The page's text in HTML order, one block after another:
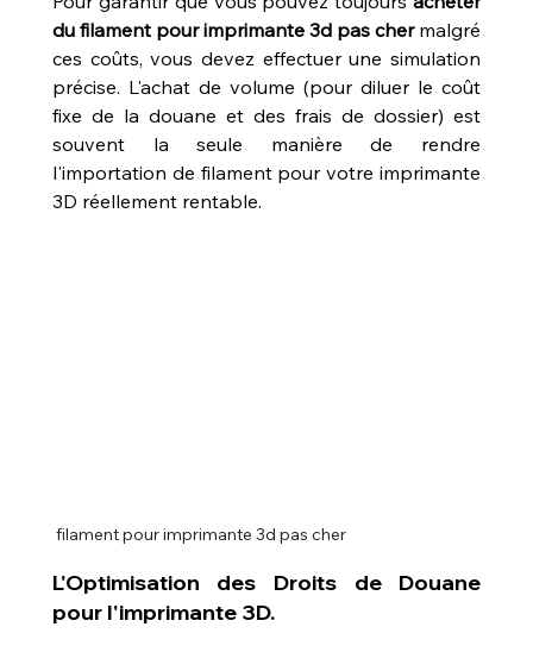
du filament pour imprimante 3d pas cher malgré
ces coûts, vous devez effectuer une simulation
précise. L'achat de volume (pour diluer le coût
fixe de la douane et des frais de dossier) est
souvent la seule manière de rendre
l'importation de filament pour votre imprimante
3D réellement rentable.
filament pour imprimante 3d pas cher
L'Optimisation des Droits de Douane
pour l'imprimante 3D.